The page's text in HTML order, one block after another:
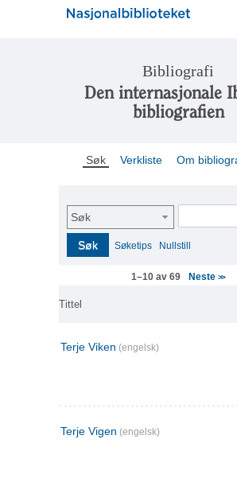
Bibliografi
Den internasjonale
bibliografien
Søk Verkliste Om
Søk
Søk Søketips Nullstill
1–10 av 69 Neste>>
Tittel
Terje Viken (engelsk)
Terje Vigen (engelsk)